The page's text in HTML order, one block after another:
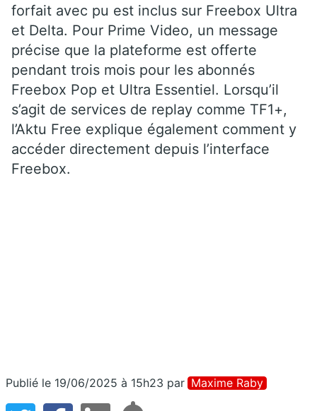
forfait avec pu est inclus sur Freebox Ultra
et Delta. Pour Prime Video, un message
précise que la plateforme est offerte
pendant trois mois pour les abonnés
Freebox Pop et Ultra Essentiel. Lorsqu’il
s’agit de services de replay comme TF1+,
l’Aktu Free explique également comment y
accéder directement depuis l’interface
Freebox.
Publié le 19/06/2025 à 15h23 par Maxime Raby